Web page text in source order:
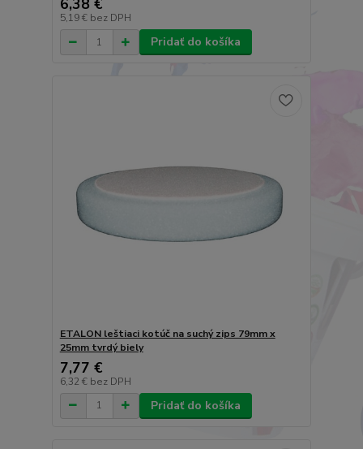
6,38 €
5,19 € bez DPH
Pridať do košíka
ETALON leštiaci kotúč na suchý zips 79mm x
25mm tvrdý biely
7,77 €
6,32 € bez DPH
Pridať do košíka